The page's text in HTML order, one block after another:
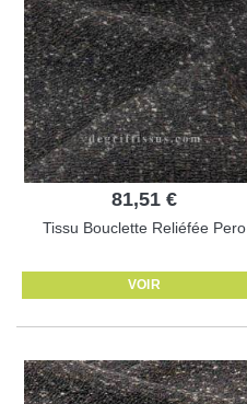
81,51 €
Tissu Bouclette Reliéfée Pero
VOIR